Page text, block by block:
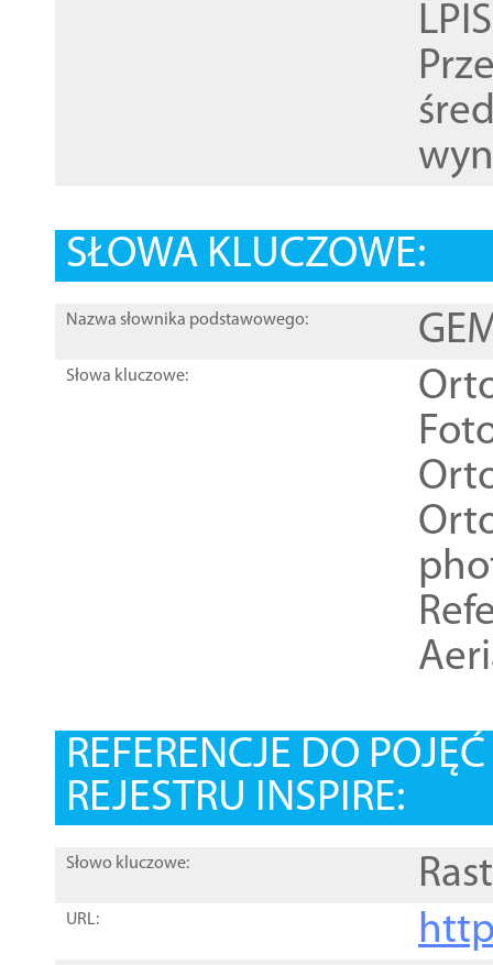
SŁOWA KLUCZOWE:
Nazwa słownika podstawowego:
Słowa kluczowe:
REFERENCJE DO
REJESTRU INSPIRE:
Słowo kluczowe:
URL: